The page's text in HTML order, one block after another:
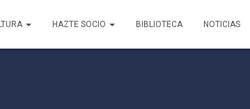
HAZTE SOCIO BIBLIOTECA NOTICIAS